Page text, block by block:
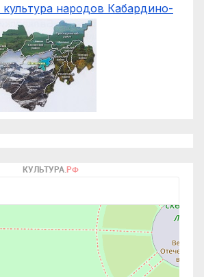
культура народов Кабардино-